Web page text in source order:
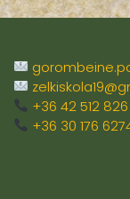
+36 42 512 826
+36 30 176